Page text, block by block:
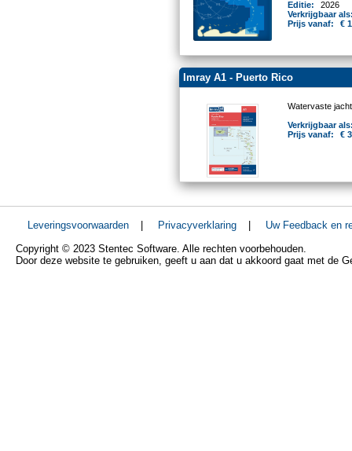
Editie:
2026
Verkrijgbaar
Prijs vanaf:
€
Imray A1 - Puerto Rico
Watervaste
Verkrijgbaar
Prijs vanaf:
€
Leveringsvoorwaarden | Privacyverklaring |
Uw Feedback en
Copyright © 2023 Stentec Software. Alle rechten voorbehouden.
Door deze website te gebruiken, geeft u aan dat u akkoord gaat met de